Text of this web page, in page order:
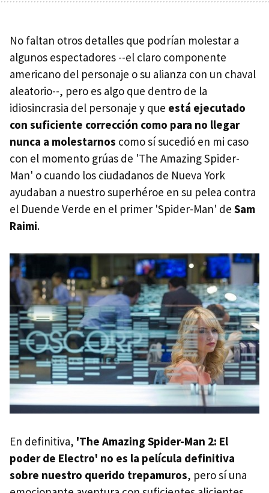
No faltan otros detalles que podrían molestar a
algunos espectadores --el claro componente
americano del personaje o su alianza con un chaval
aleatorio--, pero es algo que dentro de la
idiosincrasia del personaje y que está ejecutado
con suficiente corrección como para no llegar
nunca a molestarnos como sí sucedió en mi caso
con el momento grúas de 'The Amazing Spider-
Man' o cuando los ciudadanos de Nueva York
ayudaban a nuestro superhéroe en su pelea contra
el Duende Verde en el primer 'Spider-Man' de Sam
Raimi.
En definitiva, 'The Amazing Spider-Man 2: El
poder de Electro' no es la película definitiva
sobre nuestro querido trepamuros, pero sí una